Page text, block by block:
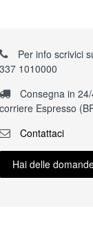
Per info scrivici
337 1010000
Consegna in
corriere Espresso
Contattaci
Hai delle